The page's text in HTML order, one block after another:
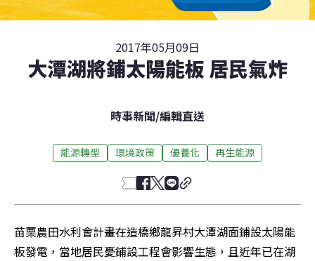
2017年05月09日
大潭湖將鋪太陽能板 居民氣炸
時事新聞/編輯直送
能源轉型 環境政策 優養化 再生能源
苗栗農田水利會計畫在造橋鄉龍昇村大潭湖面鋪設太陽能
板發電，當地居民憂鋪設工程會影響生態，且近年已在湖